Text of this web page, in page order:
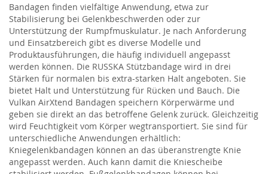
Bandagen finden vielfältige Anwendung, etwa zur
Stabilisierung bei Gelenkbeschwerden oder zur
Unterstützung der Rumpfmuskulatur. Je nach Anforderung
und Einsatzbereich gibt es diverse Modelle und
Produktausführungen, die häufig individuell angepasst
werden können. Die RUSSKA Stützbandage wird in drei
Stärken für normalen bis extra-starken Halt angeboten. Sie
bietet Halt und Unterstützung für Rücken und Bauch. Die
Vulkan AirXtend Bandagen speichern Körperwärme und
geben sie direkt an das betroffene Gelenk zurück. Gleichzeitig
wird Feuchtigkeit vom Körper wegtransportiert. Sie sind für
unterschiedliche Anwendungen erhältlich:
Kniegelenkbandagen können an das überanstrengte Knie
angepasst werden. Auch kann damit die Kniescheibe